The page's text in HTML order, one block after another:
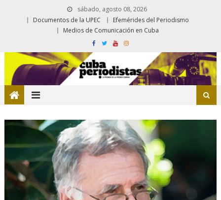
sábado, agosto 08, 2026
Documentos de la UPEC
Efemérides del Periodismo
Medios de Comunicación en Cuba